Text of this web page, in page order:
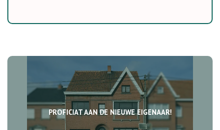
PROFICIAT AAN DE NIEUWE EIGENAAR!